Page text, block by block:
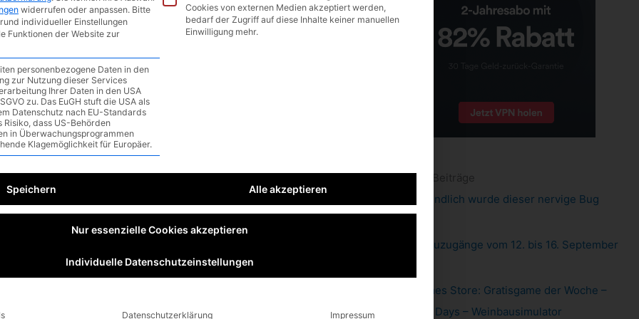
bis 16. September 2022
/1 minute of reading
Pixel 6: endlich wurde dieser nervige Bug
Xbox: Neuzugänge vom 12. bis 16. September
Epic Games Store: Gratisgame der Woche –
Hundred Days – Weinbausimulator
widerrufen oder anpassen. Bitte
individueller Einstellungen
Funktionen der Website zur
personenbezogene Daten in den
zur Nutzung dieser Services
Ihrer Daten in den USA
zu. Das EuGH stuft die USA als
Datenschutz nach EU-Standards
Risiko, dass US-Behörden
in Überwachungsprogrammen
Klagemöglichkeit für Europäer.
Cookies von externen Medien akzeptiert werden,
bedarf der Zugriff auf diese Inhalte keiner manuellen
Einwilligung mehr.
Speichern Alle akzeptieren
Nur essenzielle Cookies akzeptieren
Individuelle Datenschutzeinstellungen
Datenschutzerklärung Impressum